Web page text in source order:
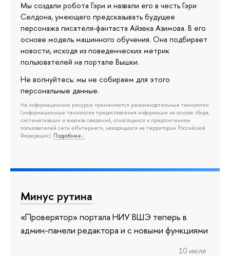
Мы создали робота Гэри и назвали его в честь Гэри
Селдона, умеющего предсказывать будущее
персонажа писателя-фантаста Айзека Азимова. В его
основе модель машинного обучения. Она подбирает
новости, исходя из поведенческих метрик
пользователей на портале Вышки.
Не волнуйтесь: мы не собираем для этого
персональные данные.
На информационном ресурсе применяются рекомендательные технологии
(информационные технологии предоставления информации на основе сбора,
систематизации и анализа сведений, относящихся к предпочтениям
пользователей сети «Интернет», находящихся на территории Российской
Федерации). Подробнее…
Минус рутина
«Проверятор» портала НИУ ВШЭ теперь в
админ-панели редактора и с новыми функциями
10 июля